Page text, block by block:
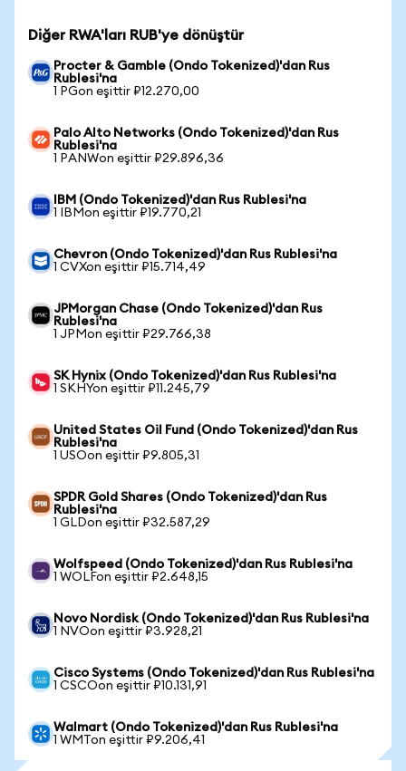
Diğer RWA'ları RUB'ye dönüştür
Procter & Gamble (Ondo Tokenized)'dan Rus
Rublesi'na
1 PGon eşittir ₽12.270,00
Palo Alto Networks (Ondo Tokenized)'dan Rus
Rublesi'na
1 PANWon eşittir ₽29.896,36
IBM (Ondo Tokenized)'dan Rus Rublesi'na
1 IBMon eşittir ₽19.770,21
Chevron (Ondo Tokenized)'dan Rus Rublesi'na
1 CVXon eşittir ₽15.714,49
JPMorgan Chase (Ondo Tokenized)'dan Rus
Rublesi'na
1 JPMon eşittir ₽29.766,38
SK Hynix (Ondo Tokenized)'dan Rus Rublesi'na
1 SKHYon eşittir ₽11.245,79
United States Oil Fund (Ondo Tokenized)'dan Rus
Rublesi'na
1 USOon eşittir ₽9.805,31
SPDR Gold Shares (Ondo Tokenized)'dan Rus
Rublesi'na
1 GLDon eşittir ₽32.587,29
Wolfspeed (Ondo Tokenized)'dan Rus Rublesi'na
1 WOLFon eşittir ₽2.648,15
Novo Nordisk (Ondo Tokenized)'dan Rus Rublesi'na
1 NVOon eşittir ₽3.928,21
Cisco Systems (Ondo Tokenized)'dan Rus Rublesi'na
1 CSCOon eşittir ₽10.131,91
Walmart (Ondo Tokenized)'dan Rus Rublesi'na
1 WMTon eşittir ₽9.206,41